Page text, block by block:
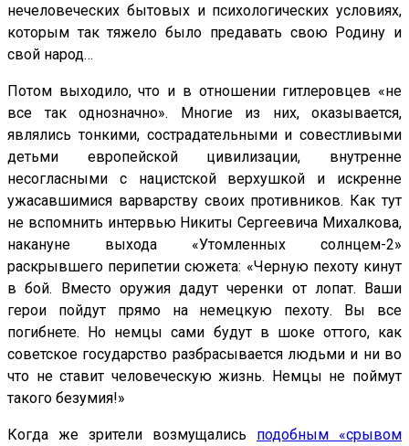
нечеловеческих бытовых и психологических условиях,
которым так тяжело было предавать свою Родину и
свой народ…
Потом выходило, что и в отношении гитлеровцев «не
все так однозначно». Многие из них, оказывается,
являлись тонкими, сострадательными и совестливыми
детьми европейской цивилизации, внутренне
несогласными с нацистской верхушкой и искренне
ужасавшимися варварству своих противников. Как тут
не вспомнить интервью Никиты Сергеевича Михалкова,
накануне выхода «Утомленных солнцем-2»
раскрывшего перипетии сюжета: «Черную пехоту кинут
в бой. Вместо оружия дадут черенки от лопат. Ваши
герои пойдут прямо на немецкую пехоту. Вы все
погибнете. Но немцы сами будут в шоке оттого, как
советское государство разбрасывается людьми и ни во
что не ставит человеческую жизнь. Немцы не поймут
такого безумия!»
Когда же зрители возмущались подобным «срывом